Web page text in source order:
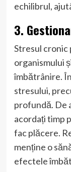
echilibrul,
3.
Stresul cronic
organismului
îmbătrânire.
stresului,
profundă. De
acordați timp
fac plăcere.
menține o
efectele